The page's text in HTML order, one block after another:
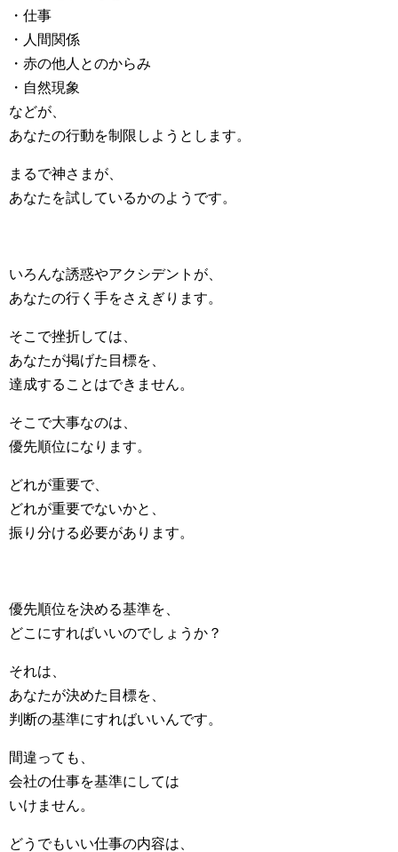
・仕事
・人間関係
・赤の他人とのからみ
・自然現象
などが、
あなたの行動を制限しようとします。
まるで神さまが、
あなたを試しているかのようです。
いろんな誘惑やアクシデントが、
あなたの行く手をさえぎります。
そこで挫折しては、
あなたが掲げた目標を、
達成することはできません。
そこで大事なのは、
優先順位になります。
どれが重要で、
どれが重要でないかと、
振り分ける必要があります。
優先順位を決める基準を、
どこにすればいいのでしょうか？
それは、
あなたが決めた目標を、
判断の基準にすればいいんです。
間違っても、
会社の仕事を基準にしては
いけません。
どうでもいい仕事の内容は、